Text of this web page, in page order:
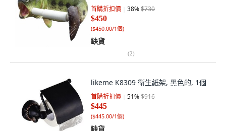
首購折扣價 38%$730
$450
($450.00/1個)
缺貨
(2)
likeme K8309 衛生紙架, 黑色的, 1個
首購折扣價 51%$916
$445
($445.00/1個)
缺貨